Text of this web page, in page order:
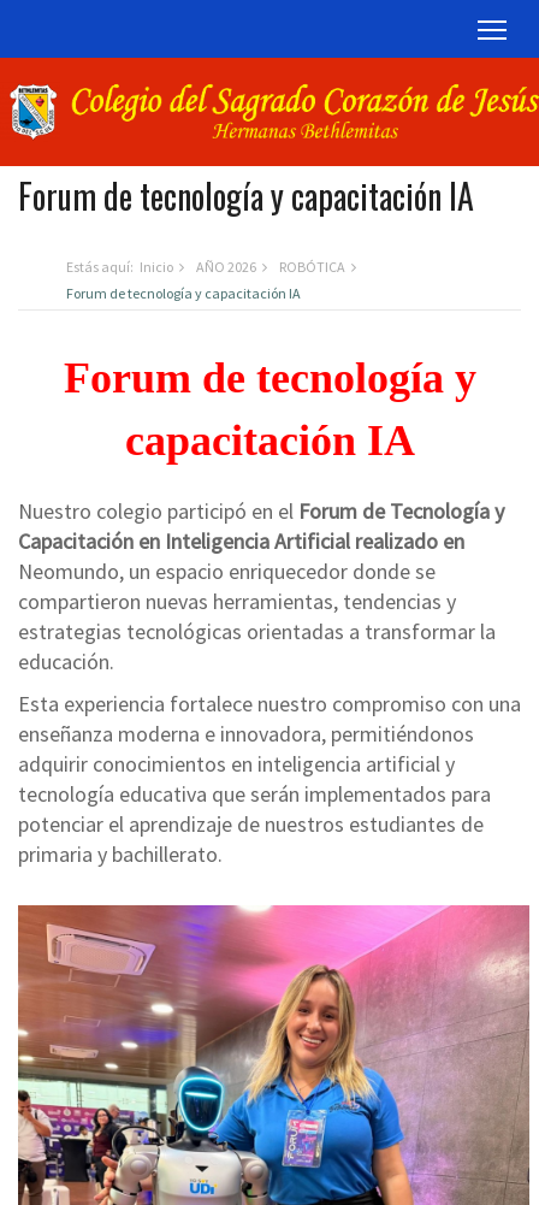
Forum de tecnología y capacitación IA
Estás aquí: Inicio AÑO 2026
ROBÓTICA
Forum de tecnología y capacitación IA
Forum de tecnología y
capacitación IA
Nuestro colegio participó en el Forum de Tecnología y
Capacitación en Inteligencia Artificial realizado en
Neomundo, un espacio enriquecedor donde se
compartieron nuevas herramientas, tendencias y
estrategias tecnológicas orientadas a transformar la
educación.
Esta experiencia fortalece nuestro compromiso con una
enseñanza moderna e innovadora, permitiéndonos
adquirir conocimientos en inteligencia artificial y
tecnología educativa que serán implementados para
potenciar el aprendizaje de nuestros estudiantes de
primaria y bachillerato.